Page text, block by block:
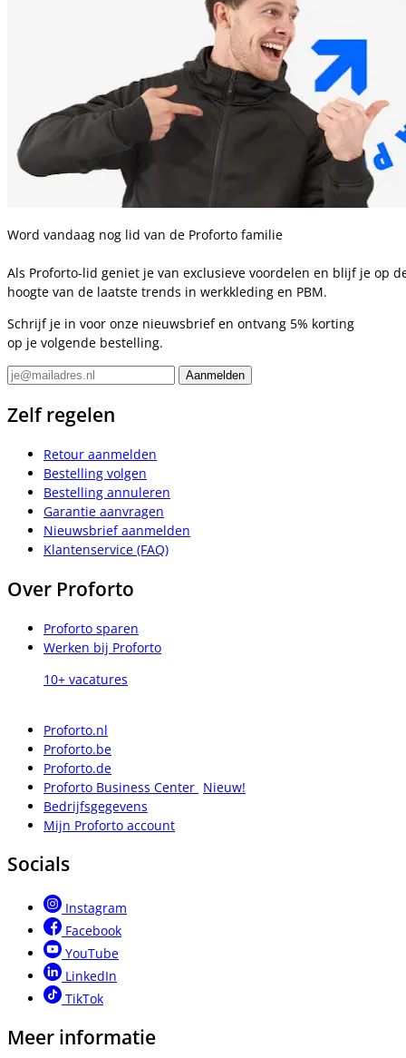
Word vandaag nog lid van de Proforto familie
Als Proforto-lid geniet je van exclusieve voordelen en blijf je op
hoogte van de laatste trends in werkkleding en PBM.
Schrijf je in voor onze nieuwsbrief en ontvang 5% korting
op je volgende bestelling.
Zelf regelen
Retour aanmelden
Bestelling volgen
Bestelling annuleren
Garantie aanvragen
Nieuwsbrief aanmelden
Klantenservice (FAQ)
Over Proforto
Proforto sparen
Werken bij Proforto
10+ vacatures
Proforto.nl
Proforto.be
Proforto.de
Proforto Business Center Nieuw!
Bedrijfsgegevens
Mijn Proforto account
Socials
Instagram
Facebook
YouTube
LinkedIn
TikTok
Meer informatie